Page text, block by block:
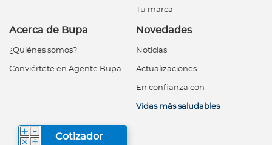
Tu marca
Acerca de Bupa
¿Quiénes somos?
Conviértete en Agente Bupa
Novedades
Noticias
Actualizaciones
En confianza con
Vidas más saludables
Cotizador